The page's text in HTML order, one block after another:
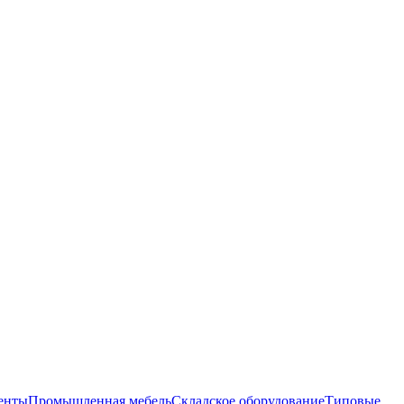
Промышленная мебельСкладское оборудованиеТиповые